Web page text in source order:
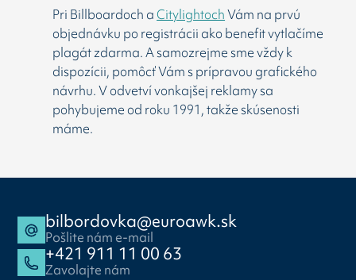
Pri Billboardoch aCitylightochVám na prvú
objednávku po registrácii ako benefit vytlačíme
plagát zdarma. A samozrejme sme vždy k
dispozícii, pomôcť Vám s prípravou grafického
návrhu. V odvetví vonkajšej reklamy sa
pohybujeme od roku 1991, takže skúsenosti
máme.
bilbordovka@euroawk.sk
Pošlite nám e-mail
+421 911 11 00 63
Zavolajte nám